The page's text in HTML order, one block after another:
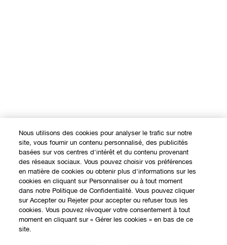
Nous utilisons des cookies pour analyser le trafic sur notre
site, vous fournir un contenu personnalisé, des publicités
basées sur vos centres d'intérêt et du contenu provenant
des réseaux sociaux. Vous pouvez choisir vos préférences
en matière de cookies ou obtenir plus d'informations sur les
cookies en cliquant sur Personnaliser ou à tout moment
dans notre Politique de Confidentialité. Vous pouvez cliquer
sur Accepter ou Rejeter pour accepter ou refuser tous les
cookies. Vous pouvez révoquer votre consentement à tout
moment en cliquant sur « Gérer les cookies » en bas de ce
site.